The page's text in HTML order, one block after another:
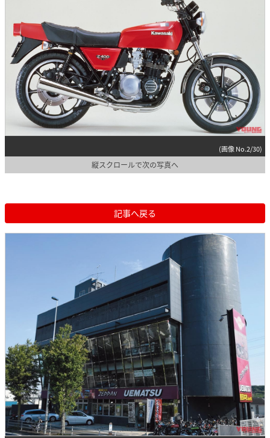
(画像 No.2/30)
縦スクロールで次の写真へ
記事へ戻る